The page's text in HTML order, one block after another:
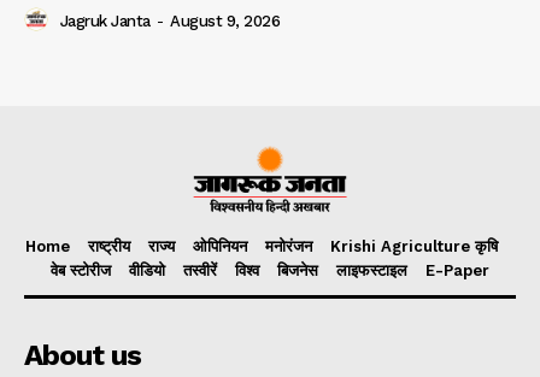
Jagruk Janta - August 9, 2026
Home राष्ट्रीय राज्य ओपिनियन मनोरंजन
Krishi Agriculture कृषि
वेब स्टोरीज
वीडियो तस्वीरें विश्व बिजनेस लाइफस्टाइल E-Paper
About us